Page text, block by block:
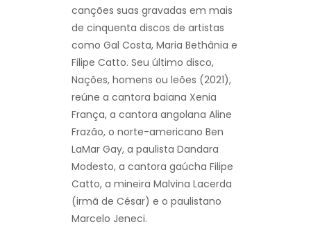
canções suas gravadas em mais
de cinquenta discos de artistas
como Gal Costa, Maria Bethânia e
Filipe Catto. Seu último disco,
Nações, homens ou leões (2021),
reúne a cantora baiana Xenia
França, a cantora angolana Aline
Frazão, o norte-americano Ben
LaMar Gay, a paulista Dandara
Modesto, a cantora gaúcha Filipe
Catto, a mineira Malvina Lacerda
(irmã de César) e o paulistano
Marcelo Jeneci.